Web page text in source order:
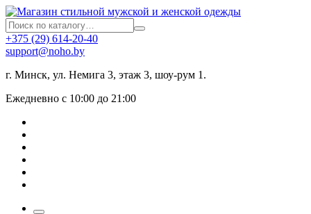
+375 (29) 614-20-40
support@noho.by
г. Минск, ул. Немига 3, этаж 3, шоу-рум 1.
Ежедневно с 10:00 до 21:00